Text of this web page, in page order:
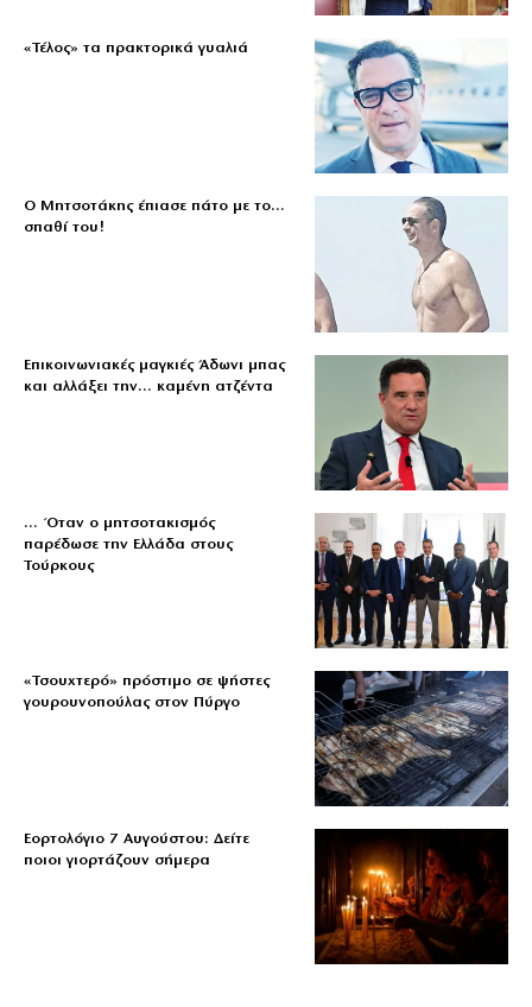
«Τέλος» τα πρακτορικά γυαλιά
Ο Μητσοτάκης έπιασε πάτο με το…
σπαθί του!
Επικοινωνιακές μαγκιές Άδωνι μπας
και αλλάξει την… καμένη ατζέντα
… Όταν ο μητσοτακισμός
παρέδωσε την Ελλάδα στους
Τούρκους
«Τσουχτερό» πρόστιμο σε ψήστες
γουρουνοπούλας στον Πύργο
Εορτολόγιο 7 Αυγούστου: Δείτε
ποιοι γιορτάζουν σήμερα